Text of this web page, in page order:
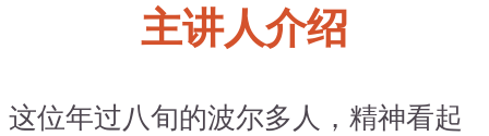
主讲人介绍
这位年过八旬的波尔多人，精神看起